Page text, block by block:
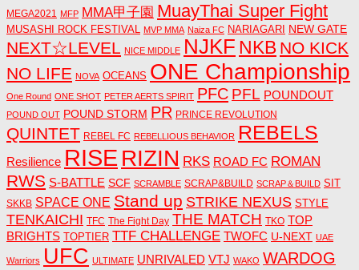
MEGA2021 MFP MMA甲子園 MuayThai Super Fight
MUSASHI ROCK FESTIVAL MVP MMA Naiza FC NARIAGARI NEW GATE
NEXT☆LEVEL NICE MIDDLE NJKF NKB NO KICK
NO LIFE NOVA OCEANS ONE Championship
One Round ONE SHOT PETER AERTS SPIRIT PFC PFL POUNDOUT
POUND OUT POUND STORM PR PRINCE REVOLUTION
QUINTET REBEL FC REBELLIOUS BEHAVIOR REBELS
Resilience RISE RIZIN RKS ROAD FC ROMAN
RWS S-BATTLE SCF SCRAMBLE SCRAP&BUILD SCRAP＆BUILD SIT
SKKB SPACE ONE Stand up STRIKE NEXUS STYLE
TENKAICHI TFC The Fight Day THE MATCH TKO TOP
BRIGHTS TOPTIER TTF CHALLENGE TWOFC U-NEXT UAE
Warriors UFC ULTIMATE UNRIVALED VTJ WAKO WARDOG